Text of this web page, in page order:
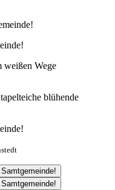
weißen Wege